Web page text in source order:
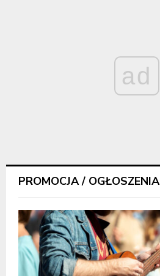
ad
PROMOCJA / OGŁOSZENIA